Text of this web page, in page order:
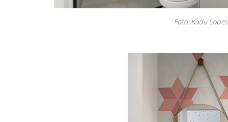
Foto: Kadu Lopes